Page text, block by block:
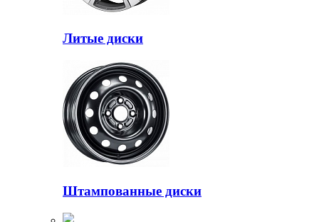
Литые диски
Штампованные диски